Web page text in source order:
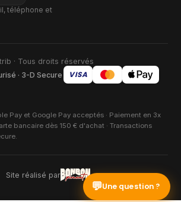
téléphone et
· Tous droits réservés
· 3-D Secure
VISA
Pay et Google Pay acceptés · Paiement en 3x
bancaire dès 150 € d'achat · Transactions
Site réalisé par
💬Une question ?